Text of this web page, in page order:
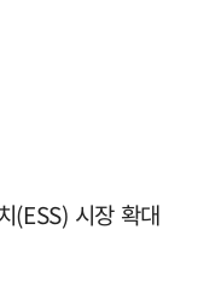
(ESS) 시장 확대